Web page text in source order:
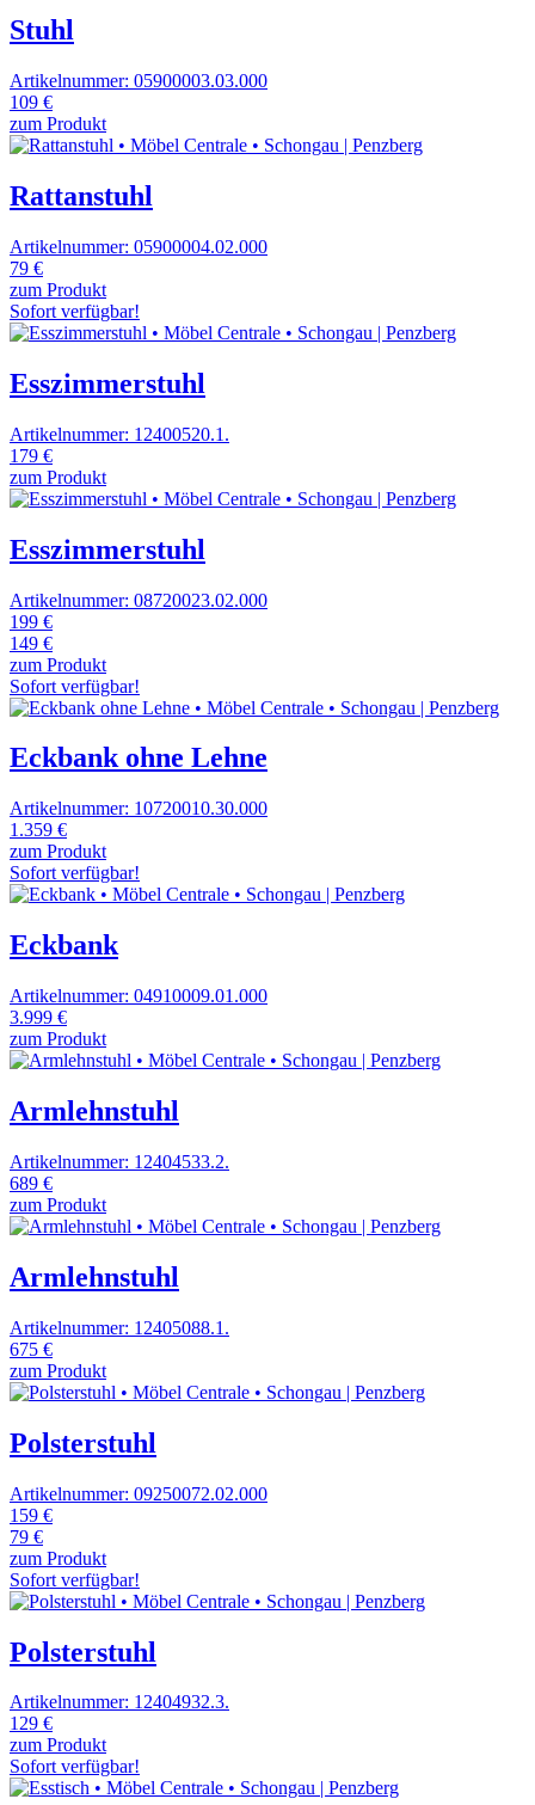
Stuhl
Artikelnummer: 05900003.03.000
109 €
zum Produkt
Rattanstuhl
Artikelnummer: 05900004.02.000
79 €
zum Produkt
Sofort verfügbar!
Esszimmerstuhl
Artikelnummer: 12400520.1.
179 €
zum Produkt
Esszimmerstuhl
Artikelnummer: 08720023.02.000
199 €
149 €
zum Produkt
Sofort verfügbar!
Eckbank ohne Lehne
Artikelnummer: 10720010.30.000
1.359 €
zum Produkt
Sofort verfügbar!
Eckbank
Artikelnummer: 04910009.01.000
3.999 €
zum Produkt
Armlehnstuhl
Artikelnummer: 12404533.2.
689 €
zum Produkt
Armlehnstuhl
Artikelnummer: 12405088.1.
675 €
zum Produkt
Polsterstuhl
Artikelnummer: 09250072.02.000
159 €
79 €
zum Produkt
Sofort verfügbar!
Polsterstuhl
Artikelnummer: 12404932.3.
129 €
zum Produkt
Sofort verfügbar!